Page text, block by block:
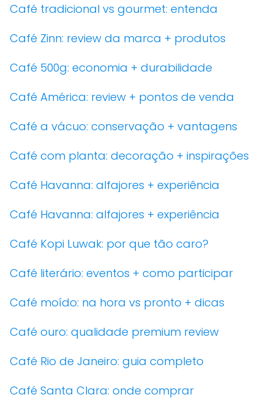
Café tradicional vs gourmet: entenda
Café Zinn: review da marca + produtos
Café 500g: economia + durabilidade
Café América: review + pontos de venda
Café a vácuo: conservação + vantagens
Café com planta: decoração + inspirações
Café Havanna: alfajores + experiência
Café Havanna: alfajores + experiência
Café Kopi Luwak: por que tão caro?
Café literário: eventos + como participar
Café moído: na hora vs pronto + dicas
Café ouro: qualidade premium review
Café Rio de Janeiro: guia completo
Café Santa Clara: onde comprar